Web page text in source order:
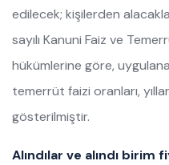
edilecek; kişilerden
sayılı Kanuni Faiz ve
hükümlerine göre,
temerrüt faizi oranları,
gösterilmiştir.
Alındılar ve alındı birim